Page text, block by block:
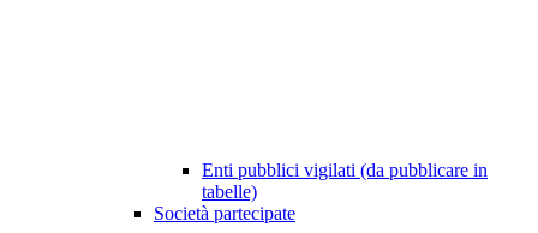
Enti pubblici vigilati (da pubblicare in
tabelle)
Società partecipate